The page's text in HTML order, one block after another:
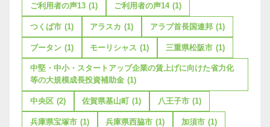
ご利用者の声13 (1) ご利用者の声14 (1)
つくば市 (1) アラスカ (1) アラブ首長国連邦 (1)
ブータン (1) モーリシャス (1) 三重県松阪市 (1)
中堅・中小・スタートアップ企業の賃上げに向けた省力化
等の大規模成長投資補助金 (1)
中央区 (2) 佐賀県基山町 (1) 八王子市 (1)
兵庫県宝塚市 (1) 兵庫県西脇市 (1) 加須市 (1)